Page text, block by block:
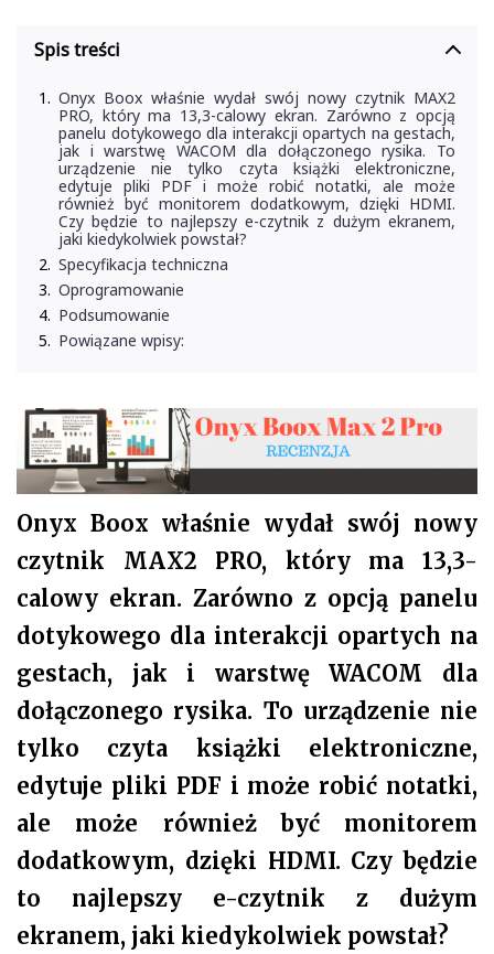
Spis treści
Onyx Boox właśnie wydał swój nowy czytnik MAX2
PRO, który ma 13,3-calowy ekran. Zarówno z opcją
panelu dotykowego dla interakcji opartych na gestach,
jak i warstwę WACOM dla dołączonego rysika. To
urządzenie nie tylko czyta książki elektroniczne,
edytuje pliki PDF i może robić notatki, ale może
również być monitorem dodatkowym, dzięki HDMI.
Czy będzie to najlepszy e-czytnik z dużym ekranem,
jaki kiedykolwiek powstał?
Specyfikacja techniczna
Oprogramowanie
Podsumowanie
Powiązane wpisy:
Onyx Boox właśnie wydał swój nowy
czytnik MAX2 PRO, który ma 13,3-
calowy ekran. Zarówno z opcją panelu
dotykowego dla interakcji opartych na
gestach, jak i warstwę WACOM dla
dołączonego rysika. To urządzenie nie
tylko czyta książki elektroniczne,
edytuje pliki PDF i może robić notatki,
ale może również być monitorem
dodatkowym, dzięki HDMI. Czy będzie
to najlepszy e-czytnik z dużym
ekranem, jaki kiedykolwiek powstał?